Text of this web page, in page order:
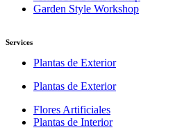
Garden Style Workshop
Services
Plantas de Exterior
Plantas de Exterior
Flores Artificiales
Plantas de Interior